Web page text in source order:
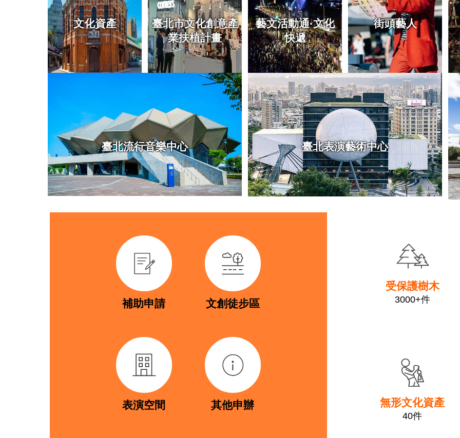
文化資產
臺北市文化創意產
業扶植計畫
藝文活動通·文化
快遞
街頭藝人
臺北流行音樂中心 臺北表演藝術中心
補助申請 文創徒步區
表演空間 其他申辦
受保護樹木
3000+件
無形文化資產
40件